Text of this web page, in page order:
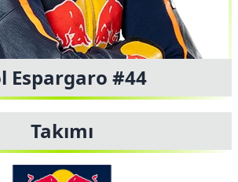
Espargaro #44
Takımı